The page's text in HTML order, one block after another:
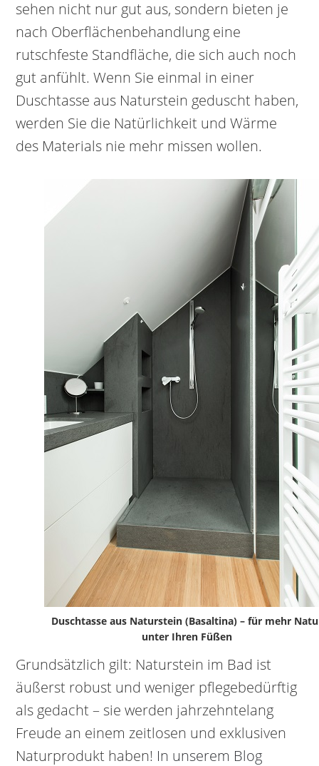
sehen nicht nur gut aus, sondern bieten je
nach Oberflächenbehandlung eine
rutschfeste Standfläche, die sich auch noch
gut anfühlt. Wenn Sie einmal in einer
Duschtasse aus Naturstein geduscht haben,
werden Sie die Natürlichkeit und Wärme
des Materials nie mehr missen wollen.
Duschtasse aus Naturstein (Basaltina) – für mehr
unter Ihren Füßen
Grundsätzlich gilt: Naturstein im Bad ist
äußerst robust und weniger pflegebedürftig
als gedacht – sie werden jahrzehntelang
Freude an einem zeitlosen und exklusiven
Naturprodukt haben! In unserem Blog